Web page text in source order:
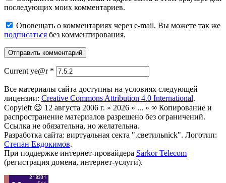
последующих моих комментариев.
Оповещать о комментариях через e-mail. Вы можете так же
подписаться без комментирования.
Current ye@r *
Все материалы сайта доступны на условиях следующей
лицензии: Creative Commons Attribution 4.0 International.
Copyleft 😉 12 августа 2006 г. » 2026 » ... » ∞ Копирование и
распространение материалов разрешено без ограничений.
Ссылка не обязательна, но желательна.
Разработка сайта: виртуальная секта ".светильnick". Логотип:
Степан Евдокимов.
При поддержке интернет-провайдера Sarkor Telecom
(регистрация домена, интернет-услуги).